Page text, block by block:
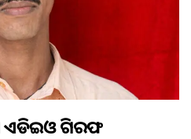
ଏଡିଇଓ ଗିରଫ